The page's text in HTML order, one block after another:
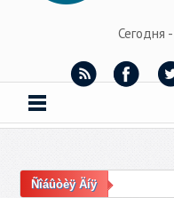
Сегодня
Ñîáûòèÿ Äíÿ